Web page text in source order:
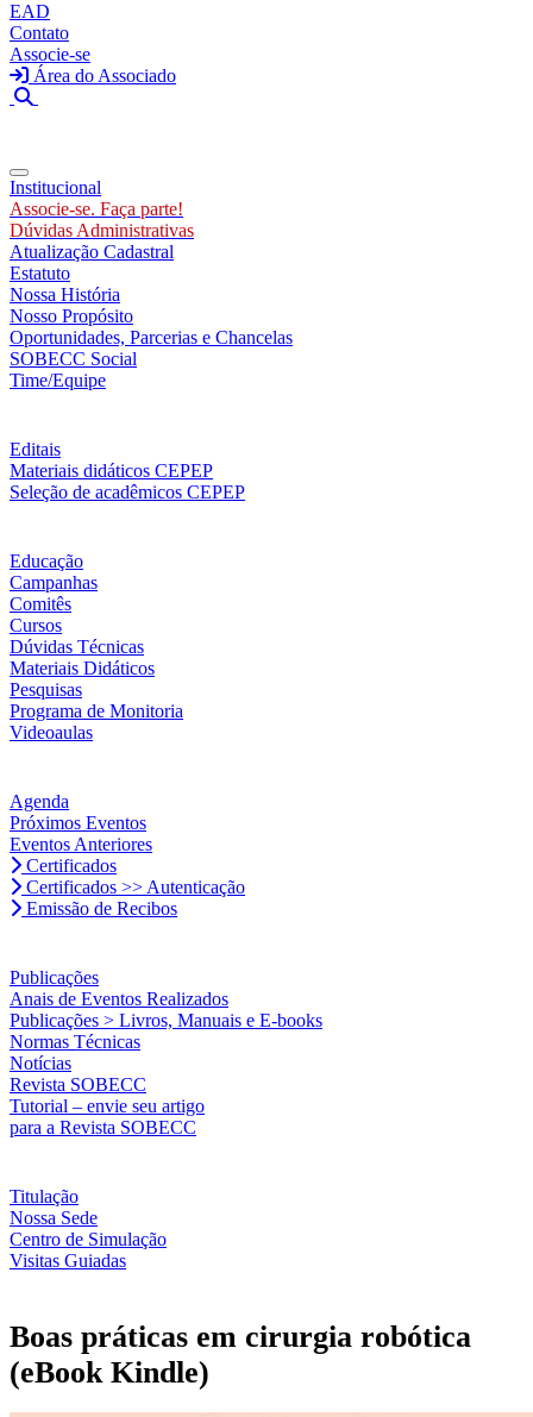
EAD
Contato
Associe-se
Área do Associado
Toggle navigation
Institucional
Associe-se. Faça parte!
Dúvidas Administrativas
Atualização Cadastral
Estatuto
Nossa História
Nosso Propósito
Oportunidades, Parcerias e Chancelas
SOBECC Social
Time/Equipe
Editais
Materiais didáticos CEPEP
Seleção de acadêmicos CEPEP
Educação
Campanhas
Comitês
Cursos
Dúvidas Técnicas
Materiais Didáticos
Pesquisas
Programa de Monitoria
Videoaulas
Agenda
Próximos Eventos
Eventos Anteriores
Certificados
Certificados >> Autenticação
Emissão de Recibos
Publicações
Anais de Eventos Realizados
Publicações > Livros, Manuais e E-books
Normas Técnicas
Notícias
Revista SOBECC
Tutorial – envie seu artigo
para a Revista SOBECC
Titulação
Nossa Sede
Centro de Simulação
Visitas Guiadas
Boas práticas em cirurgia robótica
(eBook Kindle)